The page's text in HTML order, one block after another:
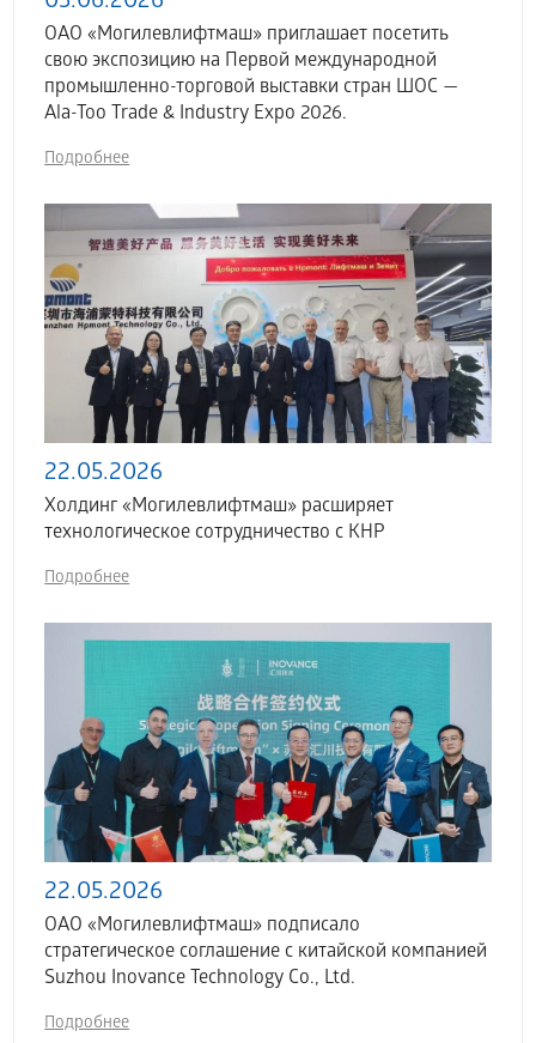
ОАО «Могилевлифтмаш» приглашает посетить
свою экспозицию на Первой международной
промышленно-торговой выставки стран ШОС —
Ala-Too Trade & Industry Expo 2026.
Подробнее
22.05.2026
Холдинг «Могилевлифтмаш» расширяет
технологическое сотрудничество с КНР
Подробнее
22.05.2026
ОАО «Могилевлифтмаш» подписало
стратегическое соглашение с китайской компанией
Suzhou Inovance Technology Co., Ltd.
Подробнее